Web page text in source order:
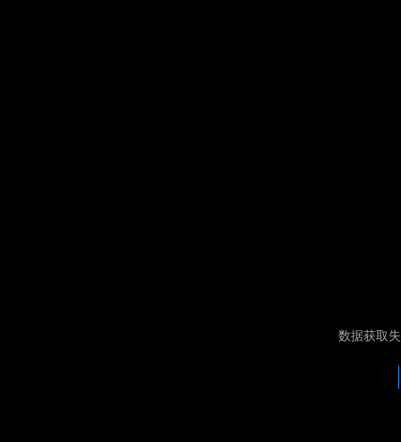
数据获取